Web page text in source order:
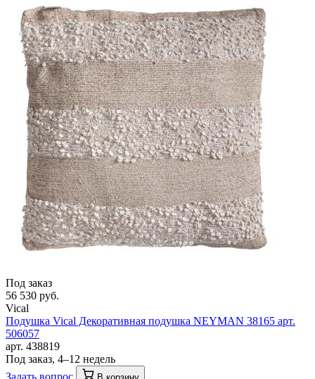
Под заказ
56 530 руб.
Vical
Подушка Vical Декоративная подушка NEYMAN 38165 арт.
506057
арт. 438819
Под заказ, 4–12 недель